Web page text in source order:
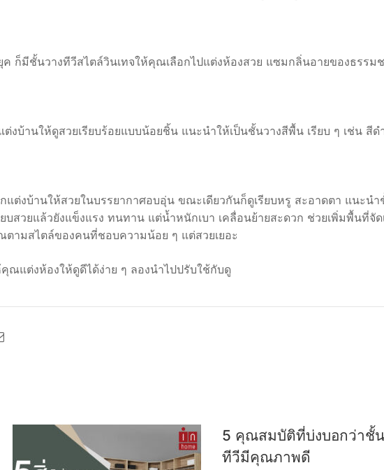
ก็มีชั้นวางทีวีสไตล์วินเทจให้คุณเลือกไปแต่งห้องสวย แซมกลิ่นอายของธรรม
งบ้านให้ดูสวยเรียบร้อยแบบน้อยชิ้น แนะนำให้เป็นชั้นวางสีพื้น เรียบ ๆ เช่น สีด
แต่งบ้านให้สวยในบรรยากาศอบอุ่น ขณะเดียวกันก็ดูเรียบหรู สะอาดตา แนะน
บสวยแล้วยังแข็งแรง ทนทาน แต่น้ำหนักเบา เคลื่อนย้ายสะดวก ช่วยเพิ่มพื้นที่จัด
ามสไตล์ของคนที่ชอบความน้อย ๆ แต่สวยเยอะ
ณแต่งห้องให้ดูดีได้ง่าย ๆ ลองนำไปปรับใช้กับดู
5 คุณสมบัติที่บ่งบอกว่าชั้
ทีวีมีคุณภาพดี